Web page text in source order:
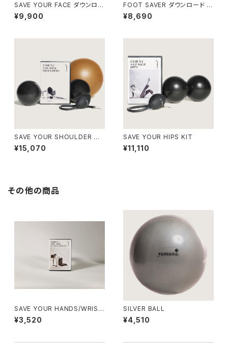
SAVE YOUR FACE ダウンロー
ド キット【日本語字幕版】
¥9,900
FOOT SAVER ダウンロード キ
ット【日本語字幕版】
¥8,690
SAVE YOUR SHOULDER キッ
ト
¥15,070
SAVE YOUR HIPS KIT
¥11,110
その他の商品
SAVE YOUR HANDS/WRIST
S DVD【英語版のみ】
¥3,520
SILVER BALL
¥4,510